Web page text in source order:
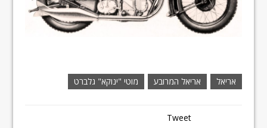
אריאל אריאל המרובע מוטי "ינוקא" גלברט
Tweet